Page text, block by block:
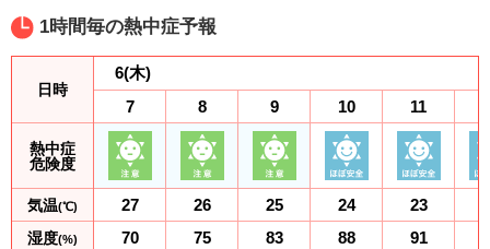
1時間毎の熱中症予報
日時
熱中症
危険度
気温(℃)
湿度(%)
6(木)
7
27
70
8
26
75
9
25
83
10
24
88
11
23
91